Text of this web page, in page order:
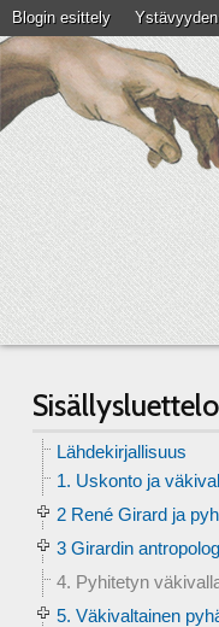
Blogin esittely
Sisällysluettelo
Lähdekirjallisuus
1. Uskonto ja
2 René Girard ja
3 Girardin
4. Pyhitetyn
5. Väkivaltainen